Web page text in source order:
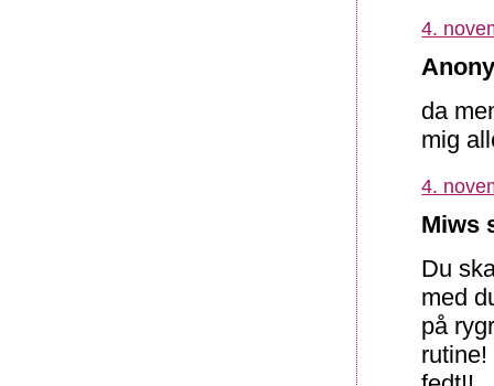
4.
da
mig
4.
Miws
Du
med
på